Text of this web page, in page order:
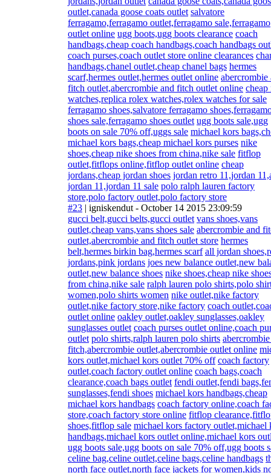
outlet,canada goose coats outlet salvatore
ferragamo,ferragamo outlet,ferragamo sale,ferragamo
outlet online ugg boots,ugg boots clearance coach
handbags,cheap coach handbags,coach handbags
coach purses,coach outlet store online clearances
handbags,chanel outlet,cheap chanel bags hermes
scarf,hermes outlet,hermes outlet online abercrombie
fitch outlet,abercrombie and fitch outlet online cheap
watches,replica rolex watches,rolex watches for sale
ferragamo shoes,salvatore ferragamo
shoes sale,ferragamo shoes outlet ugg boots sale,ugg
boots on sale 70% off,uggs sale michael kors
michael kors bags,cheap michael kors purses nike
shoes,cheap nike shoes from china,nike sale fitflop
outlet,fitflops online,fitflop outlet online cheap
jordans,cheap jordan shoes jordan retro 11,jordan
jordan 11,jordan 11 sale polo ralph lauren factory
store,polo factory outlet,polo factory store
#23 | igniskendut - October 14 2015 23:09:59
gucci belt,gucci belts,gucci outlet vans shoes,vans
outlet,cheap vans,vans shoes sale abercrombie and
outlet,abercrombie and fitch outlet store hermes
belt,hermes birkin bag,hermes scarf all jordan
jordans,pink jordans joes new balance outlet,new
outlet,new balance shoes nike shoes,cheap nike
from china,nike sale ralph lauren polo shirts,polo
women,polo shirts women nike outlet,nike factory
outlet,nike factory store,nike factory coach
outlet online oakley outlet,oakley sunglasses,oakley
sunglasses outlet coach purses outlet online,coach
outlet polo shirts,ralph lauren polo shirts
fitch,abercrombie outlet,abercrombie outlet online
kors outlet,michael kors outlet 70% off coach factory
outlet,coach factory outlet online coach bags,coach
clearance,coach bags outlet fendi outlet,fendi
sunglasses,fendi shoes michael kors handbags,cheap
michael kors handbags coach factory online,coach
store,coach factory store online fitflop
shoes,fitflop sale michael kors factory outlet,michael
handbags,michael kors outlet online,michael kors
ugg boots sale,ugg boots on sale 70% off,ugg boots
celine bag,celine outlet,celine bags,celine handbags
north face outlet,north face jackets for women,kids